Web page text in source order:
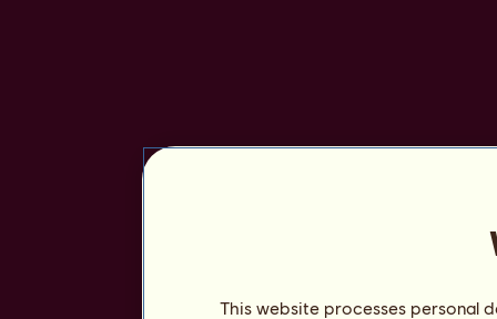
This website processes personal